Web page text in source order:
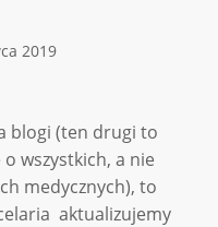
2019
blogi (ten drugi to
wszystkich, a nie
medycznych), to
aktualizujemy